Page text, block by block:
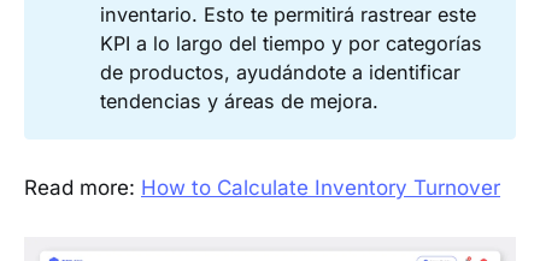
inventario. Esto te permitirá rastrear este
KPI a lo largo del tiempo y por categorías
de productos, ayudándote a identificar
tendencias y áreas de mejora.
Read more: How to Calculate Inventory Turnover